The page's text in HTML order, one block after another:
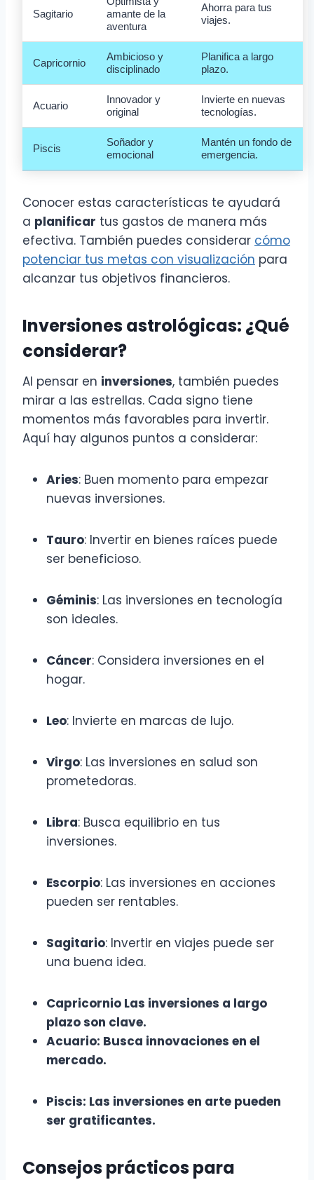
Sagitario
amante de la
aventura
Ahorra para tus
viajes.
Capricornio
Ambicioso y
disciplinado
Planifica a largo
plazo.
Acuario
Innovador y
original
Invierte en nuevas
tecnologías.
Piscis
Soñador y
emocional
Mantén un fondo de
emergencia.
Conocer estas características te ayudará
a planificar tus gastos de manera más
efectiva. También puedes considerar cómo
potenciar tus metas con visualización para
alcanzar tus objetivos financieros.
Inversiones astrológicas: ¿Qué
considerar?
Al pensar en inversiones, también puedes
mirar a las estrellas. Cada signo tiene
momentos más favorables para invertir.
Aquí hay algunos puntos a considerar:
Aries: Buen momento para empezar
nuevas inversiones.
Tauro: Invertir en bienes raíces puede
ser beneficioso.
Géminis: Las inversiones en tecnología
son ideales.
Cáncer: Considera inversiones en el
hogar.
Leo: Invierte en marcas de lujo.
Virgo: Las inversiones en salud son
prometedoras.
Libra: Busca equilibrio en tus
inversiones.
Escorpio: Las inversiones en acciones
pueden ser rentables.
Sagitario: Invertir en viajes puede ser
una buena idea.
Capricornio Las inversiones a largo
plazo son clave.
Acuario: Busca innovaciones en el
mercado.
Piscis: Las inversiones en arte pueden
ser gratificantes.
Consejos prácticos para